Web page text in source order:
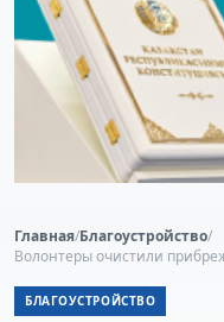
Главная/Благоустройство/
Волонтеры очистили
БЛАГОУСТРОЙСТВО